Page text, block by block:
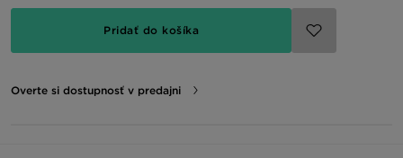
Pridať do košíka
Overte si dostupnosť v predajni